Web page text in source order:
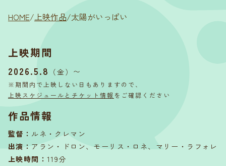
HOME/上映作品/太陽がいっぱい
上映期間
2026.5.8 （金） 〜
※期間内で上映しない日もありますので、
上映スケジュールとチケット情報 をご確認ください
作品情報
監督 ： ルネ・クレマン
出演 ： アラン・ドロン、モーリス・ロネ、マリー・ラフォレ
上映時間 ：119分